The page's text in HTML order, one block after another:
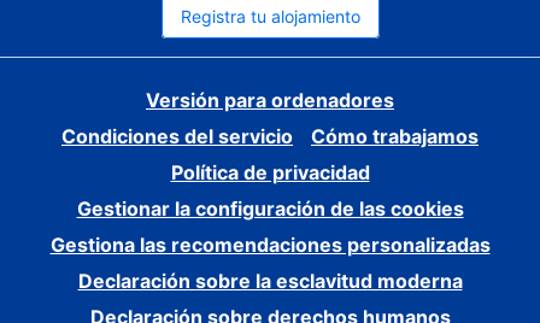
Registra tu alojamiento
Versión para ordenadores
Condiciones del servicio
Cómo trabajamos
Política de privacidad
Gestionar la configuración de las cookies
Gestiona las recomendaciones personalizadas
Declaración sobre la esclavitud moderna
Declaración sobre derechos humanos